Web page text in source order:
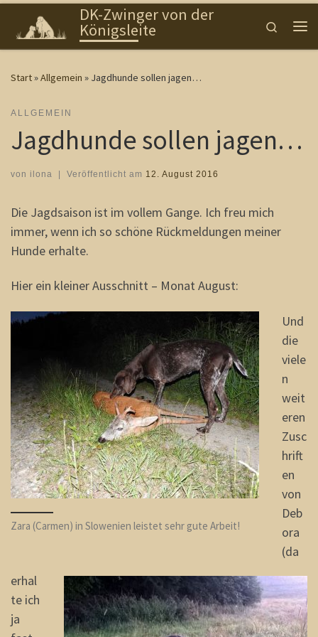
Zum Inhalt springenDK-Zwinger von der
Königsleite
Search
Start»Allgemein » Jagdhunde sollen jagen…
ALLGEMEIN
Jagdhunde sollen jagen…
von ilona Veröffentlicht am 12. August 2016
Die Jagdsaison ist im vollem Gange. Ich freu mich
immer, wenn ich so schöne Rückmeldungen meiner
Hunde erhalte.
Hier ein kleiner Ausschnitt – Monat August:
Zara (Carmen) in Slowenien leistet sehr gute Arbeit!
Und
die
viele
n
weit
eren
Zusc
hrift
en
von
Deb
ora
(da
erhal
te ich
ja